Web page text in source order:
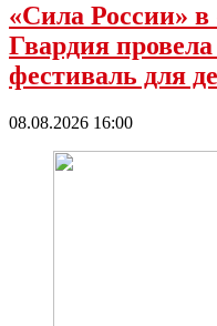
«Сила России»
Гвардия
фестиваль для
08.08.2026 16:00